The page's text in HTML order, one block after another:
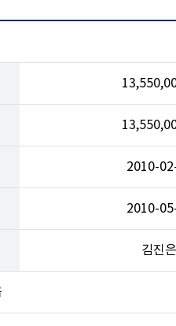
2010-
2010-
김진은